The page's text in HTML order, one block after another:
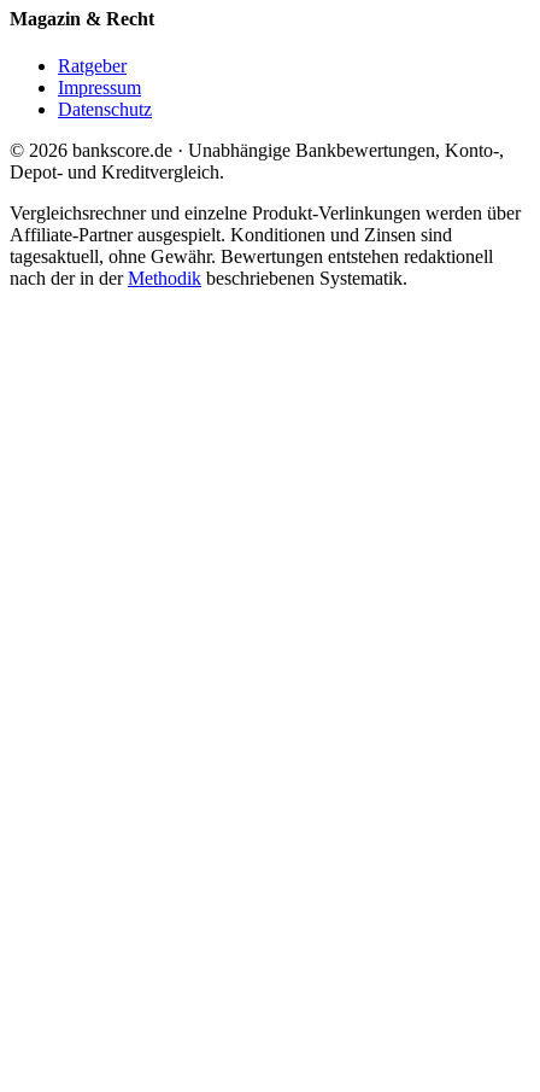
Magazin & Recht
Ratgeber
Impressum
Datenschutz
© 2026 bankscore.de · Unabhängige Bankbewertungen, Konto-,
Depot- und Kreditvergleich.
Vergleichsrechner und einzelne Produkt-Verlinkungen werden über
Affiliate-Partner ausgespielt. Konditionen und Zinsen sind
tagesaktuell, ohne Gewähr. Bewertungen entstehen redaktionell
nach der in derMethodik beschriebenen Systematik.